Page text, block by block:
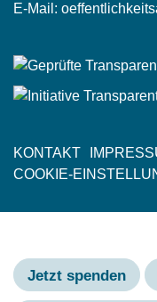
E-Mail:
Fußzeile
KONTAKT
COOKIE-
Jetzt spenden